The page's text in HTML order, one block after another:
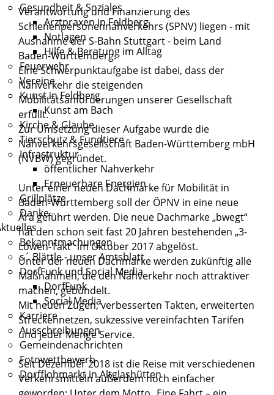
Gesundheit & Soziales
Arztpraxen in Feldberg
Notlagen
Hilfe & Beratung im Alltag
Feuerwehr
Vereine
Kunst in Feldberg
Kunst am Bach
Kirche & Glaube
Tierschutz & Fundtiere
Infrastruktur
öffentlicher Nahverkehr
Erneuerbare Energien
Grillplätze
Danke
Bekanntmachungen
s´ Blättle - unser Amtsblatt
DorfFunk und Social Media
DorfFunk
Social Media
Karriere
Ausschreibungen
Gemeindenachrichten
Fotowettbewerb
Dorfflohmarkt in Altglashütten
Verantwortung und Finanzierung des
Schienenpersonennahverkehrs (SPNV) liegen - mit
Ausnahme der S-Bahn Stuttgart - beim Land
Baden-Württemberg.
Eine Schwerpunktaufgabe ist dabei, dass der
Nahverkehr die steigenden
Mobilitätsanforderungen unserer Gesellschaft
erfüllt.
Zur Umsetzung dieser Aufgabe wurde die
Nahverkehrsgesellschaft Baden-Württemberg mbH
(NVBW) gegründet.
Unter einer neuen Dachmarke für Mobilität in
Baden-Württemberg soll der ÖPNV in eine neue
Ära geführt werden. Die neue Dachmarke „bwegt“
hat den schon seit fast 20 Jahren bestehenden „3-
Löwen-Takt“ im Oktober 2017 abgelöst.
Unter der neuen Dachmarke werden zukünftig alle
Maßnahmen, die den Nahverkehr noch attraktiver
machen, gebündelt.
Mit neuen Zügen, verbesserten Takten, erweiterten
Streckennetzen, sukzessive vereinfachten Tarifen
und jeder Menge Service.
Seit Dezember 2018 ist die Reise mit verschiedenen
Verkehrsmitteln außerdem noch einfacher